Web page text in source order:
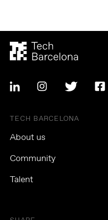
TECH BARCELONA
About us
Community
Talent